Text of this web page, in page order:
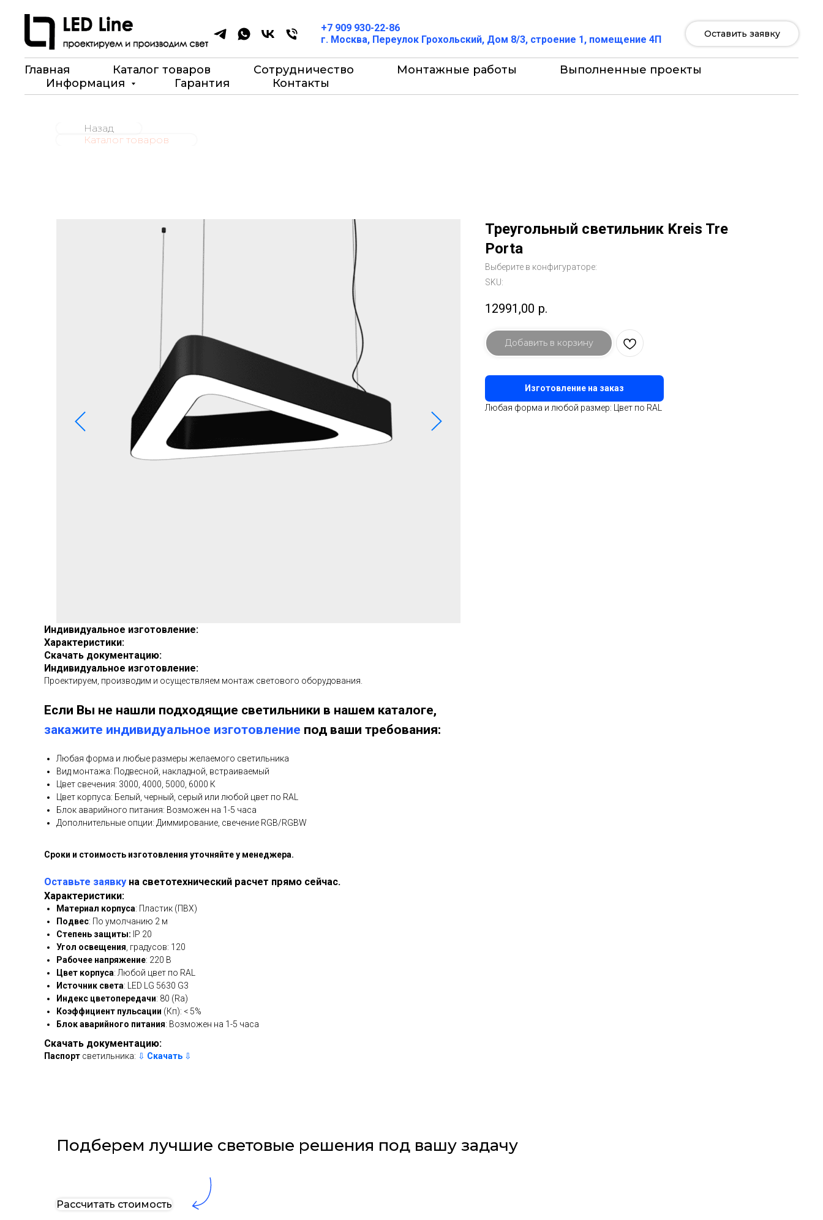
+7 909 930-22-86
г. Москва, Переулок Грохольский, Дом 8/3, строение 1, помещение 4П
Оставить заявку
Главная Каталог товаров Сотрудничество Монтажные работы
Выполненные проекты
Информация
Гарантия Контакты
Назад
Каталог товаров
Треугольный светильник Kreis Tre
Porta
Выберите в конфигураторе:
SKU:
12991,00 р.
Добавить в корзину
Изготовление на заказ
Любая форма и любой размер: Цвет по RAL
Индивидуальное изготовление:
Характеристики:
Скачать документацию:
Индивидуальное изготовление:
Проектируем, производим и осуществляем монтаж светового оборудования.
Если Вы не нашли подходящие светильники в нашем каталоге,
закажите индивидуальное изготовление под ваши требования:
Любая форма и любые размеры желаемого светильника
Вид монтажа: Подвесной, накладной, встраиваемый
Цвет свечения: 3000, 4000, 5000, 6000 К
Цвет корпуса: Белый, черный, серый или любой цвет по RAL
Блок аварийного питания: Возможен на 1-5 часа
Дополнительные опции: Диммирование, свечение RGB/RGBW
Сроки и стоимость изготовления уточняйте у менеджера.
Оставьте заявку на светотехнический расчет прямо сейчас.
Характеристики:
Материал корпуса: Пластик (ПВХ)
Подвес: По умолчанию 2 м
Степень защиты: IP 20
Угол освещения , градусов: 120
Рабочее напряжение: 220 В
Цвет корпуса: Любой цвет по RAL
Источник света: LED LG 5630 G3
Индекс цветопередачи: 80 (Ra)
Коэффициент пульсации (Кп): < 5%
Блок аварийного питания: Возможен на 1-5 часа
Скачать документацию:
Паспорт светильника: ⇩ Скачать ⇩
Подберем лучшие световые решения под вашу задачу
Рассчитать стоимость